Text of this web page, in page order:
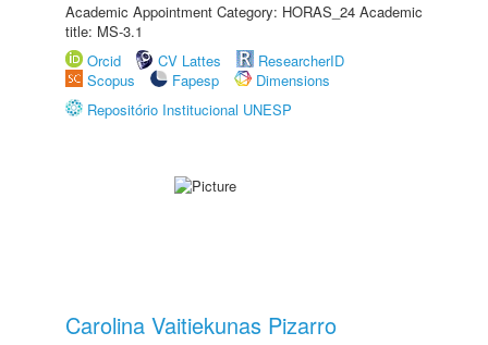
Academic Appointment Category: HORAS_24 Academic
title: MS-3.1
Orcid
CV Lattes
ResearcherID
Scopus
Fapesp
Dimensions
Repositório Institucional UNESP
Carolina Vaitiekunas Pizarro